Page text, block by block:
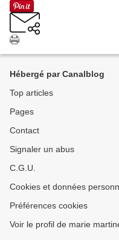
Hébergé par Canalblog
Top articles
Pages
Contact
Signaler un abus
C.G.U.
Cookies et données
Préférences cookies
Voir le profil de marie